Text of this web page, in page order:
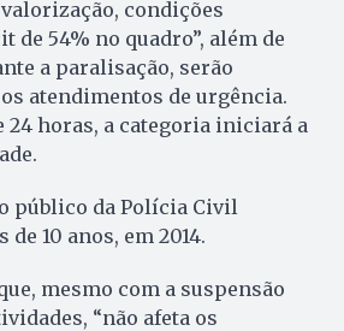
condições
de 54% no quadro”, além de
a paralisação, serão
atendimentos de urgência.
24 horas, a categoria iniciará a
público da Polícia Civil
10 anos, em 2014.
mesmo com a suspensão
“não afeta os